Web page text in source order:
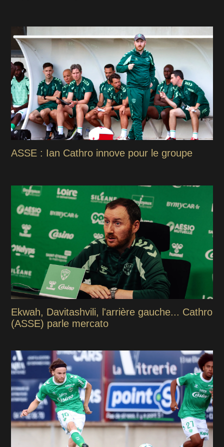
ASSE : Ian Cathro innove pour le groupe
Ekwah, Davitashvili, l'arrière gauche... Cathro
(ASSE) parle mercato